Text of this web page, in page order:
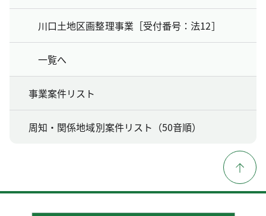
川口土地区画整理事業［受付番号：法12］
一覧へ
事業案件リスト
周知・関係地域別案件リスト（50音順）